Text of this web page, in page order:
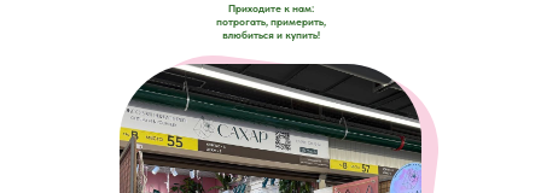
Приходите к нам:
потрогать, примерить,
влюбиться и купить!